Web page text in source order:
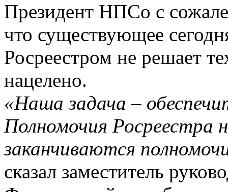
Президент НПСо с
что существующее
Росреестром не решает
нацелено.
«Наша задача –
Полномочия Росреестра
заканчиваются
сказал заместитель